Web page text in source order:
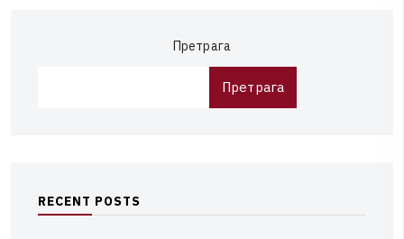
Претрага
Претрага
RECENT POSTS